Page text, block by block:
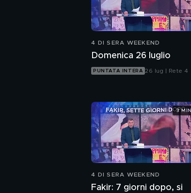
4 DI SERA WEEKEND
Domenica 26 luglio
PUNTATA INTERA 26 lug | Rete 4
4 DI SERA WEEKEND
Fakir: 7 giorni dopo, si
3 MIN